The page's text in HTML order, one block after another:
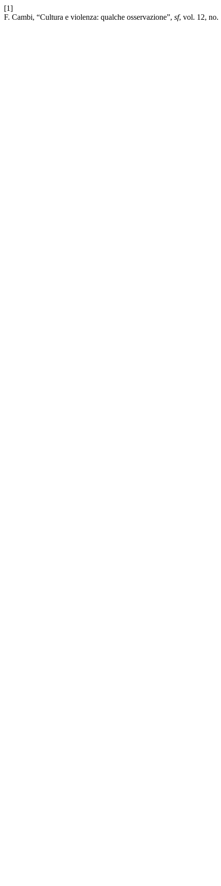
[1]
F. Cambi, “Cultura e violenza: qualche osservazione”, sf, vol. 12, no.